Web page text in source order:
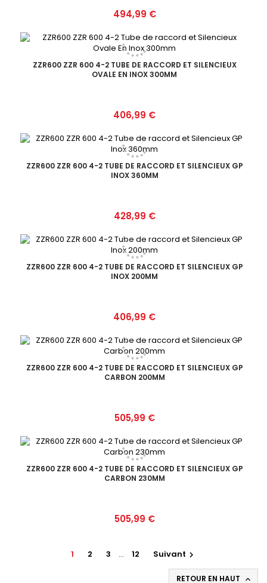
Prix
494,99 €
ZZR600 ZZR 600 4-2 TUBE DE RACCORD ET SILENCIEUX
OVALE EN INOX 300MM
Prix
406,99 €
ZZR600 ZZR 600 4-2 TUBE DE RACCORD ET SILENCIEUX GP
INOX 360MM
Prix
428,99 €
ZZR600 ZZR 600 4-2 TUBE DE RACCORD ET SILENCIEUX GP
INOX 200MM
Prix
406,99 €
ZZR600 ZZR 600 4-2 TUBE DE RACCORD ET SILENCIEUX GP
CARBON 200MM
Prix
505,99 €
ZZR600 ZZR 600 4-2 TUBE DE RACCORD ET SILENCIEUX GP
CARBON 230MM
Prix
505,99 €
1 2 3 … 12 Suivant 
RETOUR EN HAUT 